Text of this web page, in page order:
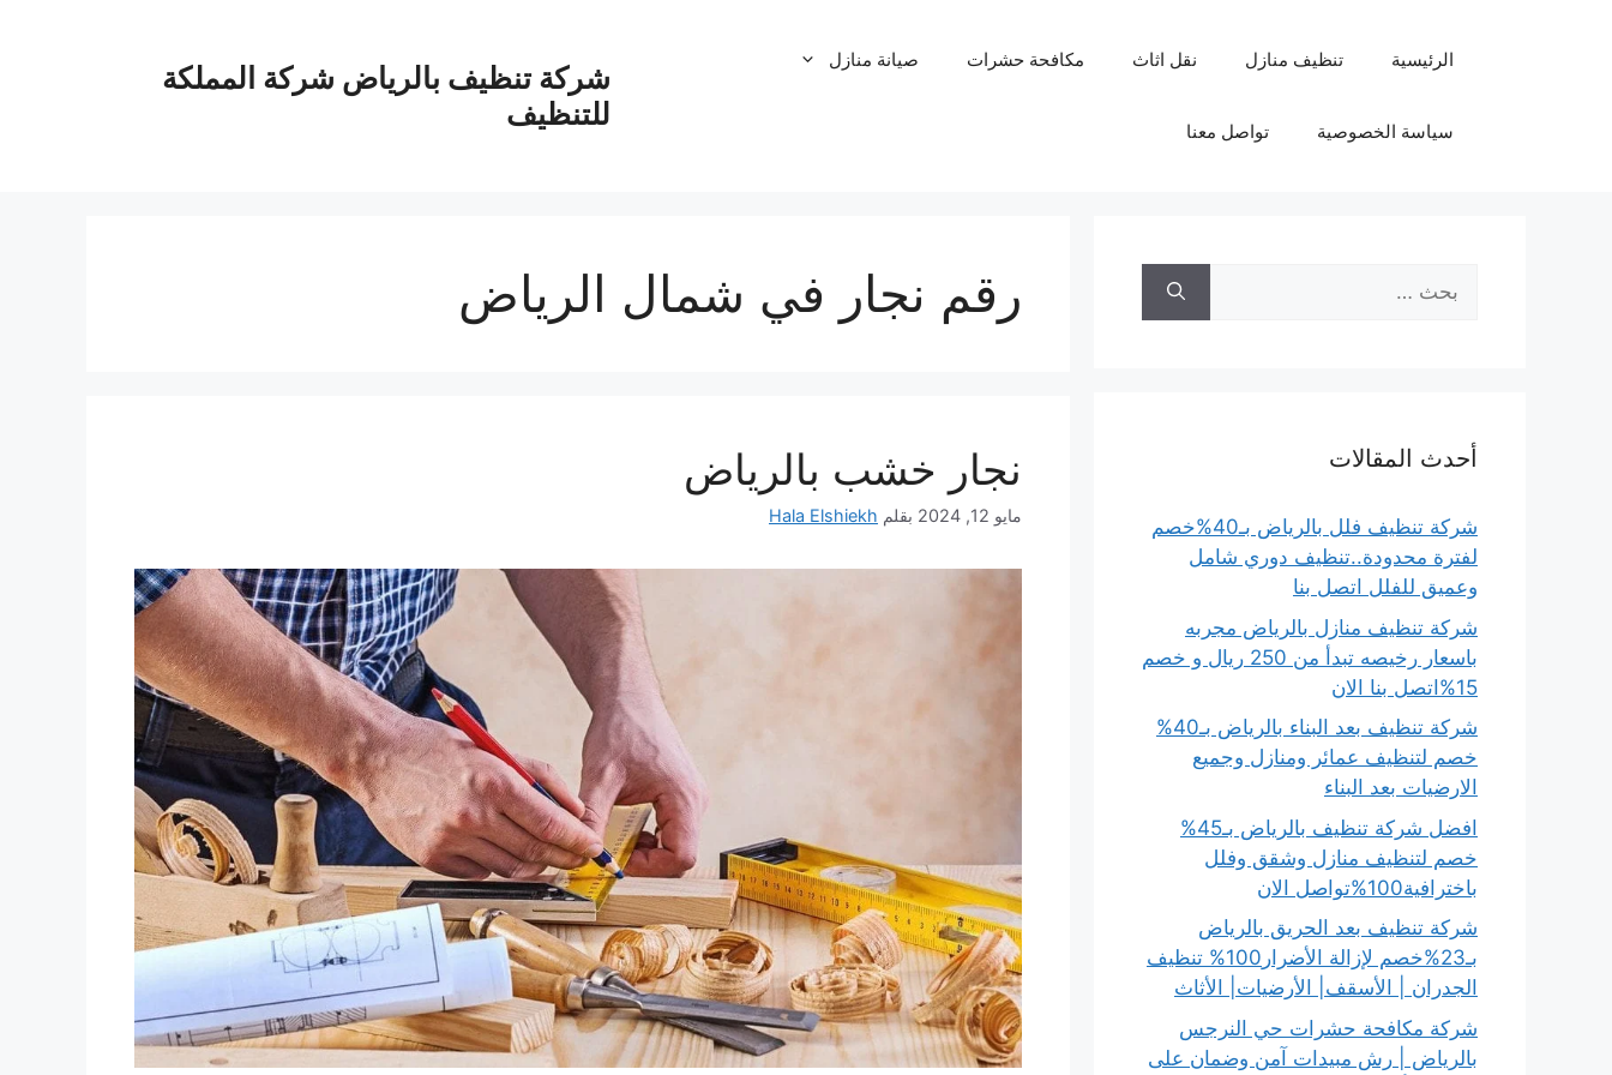
شركة تنظيف بالرياض شركة المملكة
للتنظيف
الرئيسية تنظيف منازل نقل اثاث مكافحة حشرات صيانة منازل
سياسة الخصوصية تواصل معنا
رقم نجار في شمال الرياض
نجار خشب بالرياض
مايو 12, 2024 بقلم Hala Elshiekh
عن:
أحدث المقالات
شركة تنظيف فلل بالرياض بـ40%خصم
لفترة محدودة..تنظيف دوري شامل
وعميق للفلل اتصل بنا
شركة تنظيف منازل بالرياض مجربه
باسعار رخيصه تبدأ من 250 ريال و خصم
15%اتصل بنا الان
شركة تنظيف بعد البناء بالرياض بـ40%
خصم لتنظيف عمائر ومنازل وجميع
الارضيات بعد البناء
افضل شركة تنظيف بالرياض بـ45%
خصم لتنظيف منازل وشقق وفلل
باخترافية100%تواصل الان
شركة تنظيف بعد الحريق بالرياض
بـ23%خصم لإزالة الأضرار100% تنظيف
الجدران | الأسقف| الأرضيات| الأثاث
شركة مكافحة حشرات حي النرجس
بالرياض | رش مبيدات آمن وضمان على